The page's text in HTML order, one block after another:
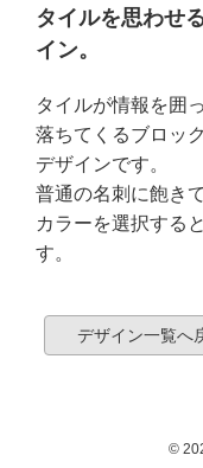
タイルを思わせ
イン。
タイルが情報を囲
落ちてくるブロッ
デザインです。
普通の名刺に飽き
カラーを選択する
す。
デザイン一覧へ
©